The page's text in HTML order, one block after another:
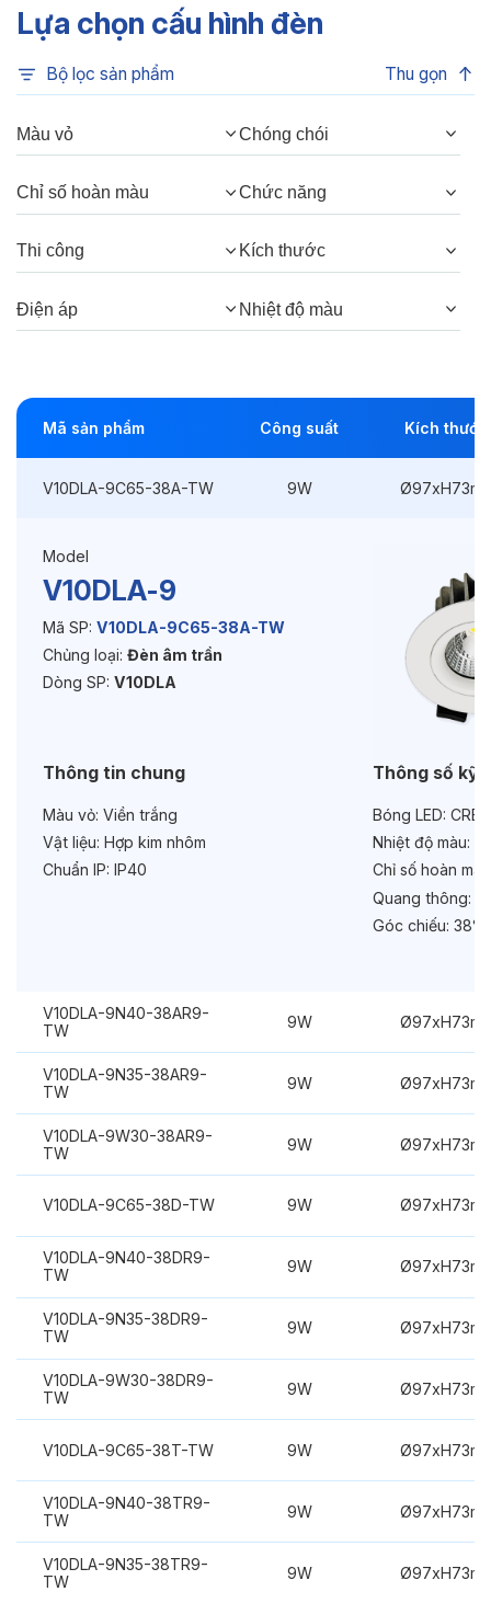
Chỉ số hoàn màu: CRI80, CRI90
Quang thông:1125lm(C), 1125lm(N),
Thông số Điện & Lắp đặt
Công suất:
Kích thước
Ø97xH73mm
Thi công:Ø85mm
Tuổi thọ: >30000h
Chống chói:
Lựa chọn cấu hình đèn
Bộ lọc sản phẩm Thu gọn
Màu vỏ Chóng chói
Chỉ số hoàn màu Chức năng
Thi công Kích thước
Điện áp Nhiệt độ màu
Mã sản phẩm Công suất Kích thước
V10DLA-9C65-38A-TW 9W
Model
V10DLA-9
Mã SP: V10DLA-9C65-38A-TW
Chủng loại: Đèn âm trần
Dòng SP: V10DLA
Thông tin chung
Màu vỏ: Viền trắng
Vật liệu: Hợp kim nhôm
Chuẩn IP: IP40
Thông số kỹ
Bóng LED:
Nhiệt độ màu:
Chỉ số hoàn
Quang thông:
Góc chiếu: 38°
V10DLA-9N40-38AR9-
TW
9W
V10DLA-9N35-38AR9-
TW
9W
V10DLA-9W30-38AR9-
TW
9W
V10DLA-9C65-38D-TW 9W
V10DLA-9N40-38DR9-
TW
9W
V10DLA-9N35-38DR9-
TW
9W
V10DLA-9W30-38DR9-
TW
9W
V10DLA-9C65-38T-TW 9W
V10DLA-9N40-38TR9-
TW
9W
V10DLA-9N35-38TR9-
TW
9W